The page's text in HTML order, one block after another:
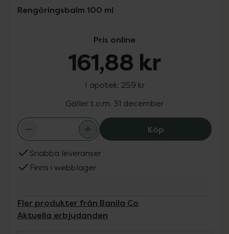
Rengöringsbalm 100 ml
Pris online
161,88 kr
I apotek: 259 kr
Gäller t.o.m. 31 december
KöpBanila Co
Snabba leveranser
Finns i webblager
Fler produkter från Banila Co
Aktuella erbjudanden